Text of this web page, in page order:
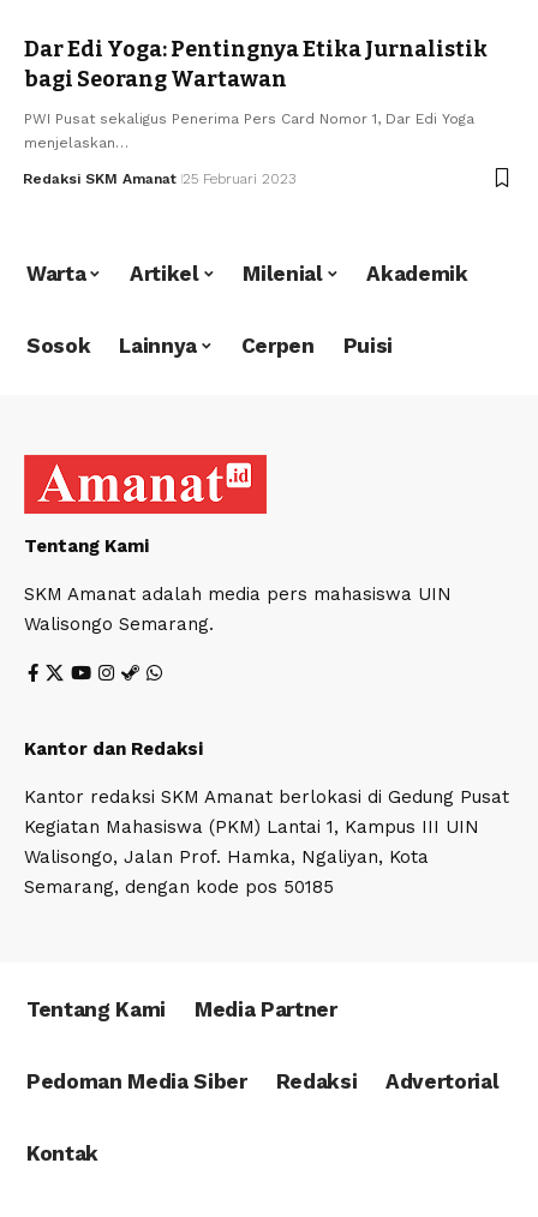
Dar Edi Yoga: Pentingnya Etika Jurnalistik
bagi Seorang Wartawan
PWI Pusat sekaligus Penerima Pers Card Nomor 1, Dar Edi Yoga
menjelaskan…
Redaksi SKM Amanat 25 Februari 2023
Warta Artikel Milenial Akademik
Sosok Lainnya Cerpen Puisi
Tentang Kami
SKM Amanat adalah media pers mahasiswa UIN
Walisongo Semarang.
Kantor dan Redaksi
Kantor redaksi SKM Amanat berlokasi di Gedung Pusat
Kegiatan Mahasiswa (PKM) Lantai 1, Kampus III UIN
Walisongo, Jalan Prof. Hamka, Ngaliyan, Kota
Semarang, dengan kode pos 50185
Tentang Kami Media Partner
Pedoman Media Siber Redaksi Advertorial
Kontak